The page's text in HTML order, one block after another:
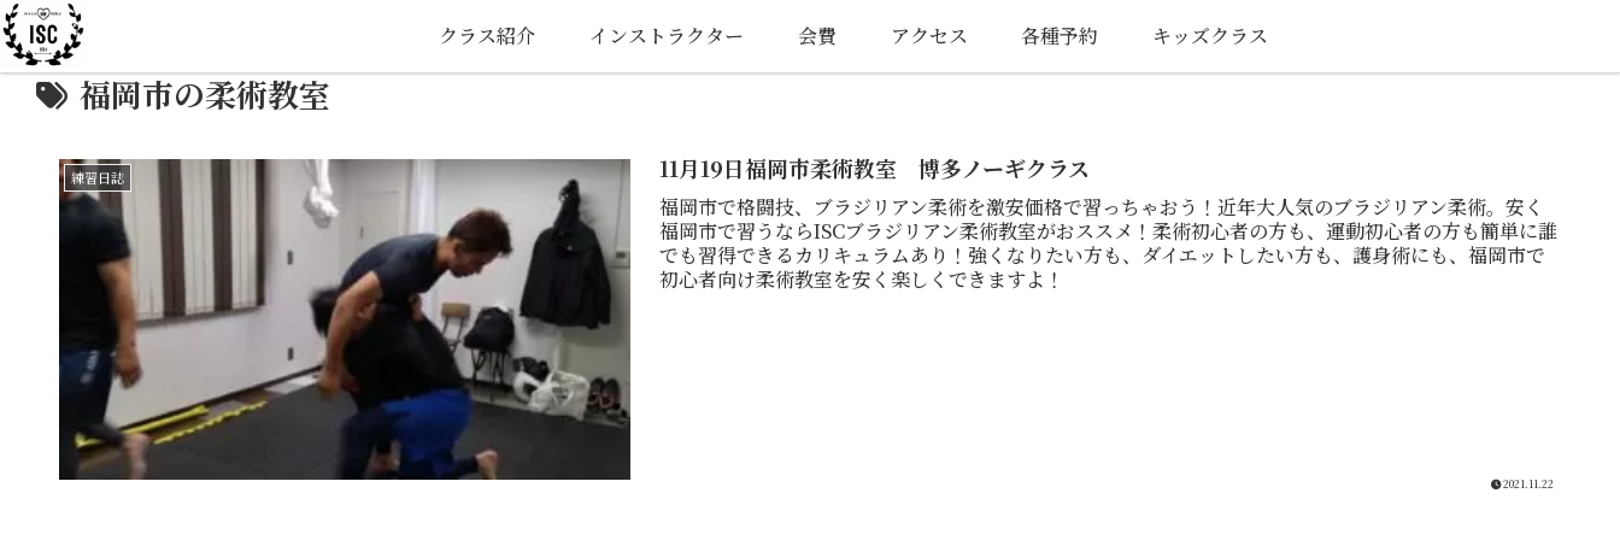
クラス紹介 インストラクター 会費 アクセス 各種予約 キッズクラス
福岡市の柔術教室
練習日誌 11月19日福岡市柔術教室 博多ノーギクラス
福岡市で格闘技、ブラジリアン柔術を激安価格で習っちゃおう！近年大人気のブラジリアン柔術。安く
福岡市で習うならISCブラジリアン柔術教室がおススメ！柔術初心者の方も、運動初心者の方も簡単に誰
でも習得できるカリキュラムあり！強くなりたい方も、ダイエットしたい方も、護身術にも、福岡市で
初心者向け柔術教室を安く楽しくできますよ！
2021.11.22